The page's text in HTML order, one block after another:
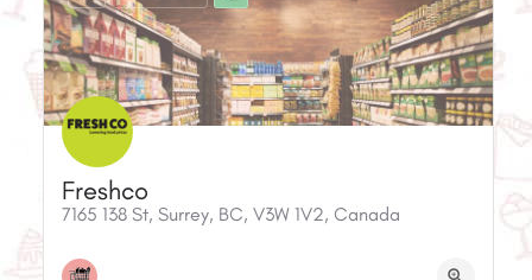
Freshco
7165 138 St, Surrey, BC, V3W 1V2, Canada